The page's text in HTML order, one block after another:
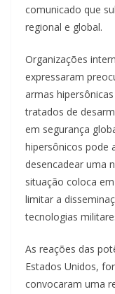
comunicado que
regional e global.
Organizações
expressaram
armas
tratados de
em segurança
hipersônicos pode
desencadear uma
situação coloca
limitar a
tecnologias
As reações das
Estados Unidos,
convocaram uma